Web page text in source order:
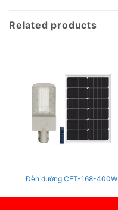
Related products
Đèn đường CET-168-400W